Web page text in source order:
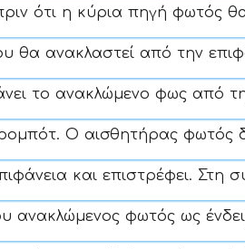
ότι η κύρια πηγή φωτός θα
θα ανακλαστεί από την
το ανακλώμενο φως από
Ο αισθητήρας φωτός
και επιστρέφει. Στη
ανακλώμενος φωτός ως